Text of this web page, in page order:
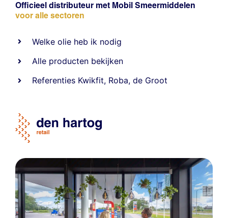
Officieel distributeur met Mobil Smeermiddelen
voor alle sectoren
Welke olie heb ik nodig
Alle producten bekijken
Referenties Kwikfit, Roba,de Groot